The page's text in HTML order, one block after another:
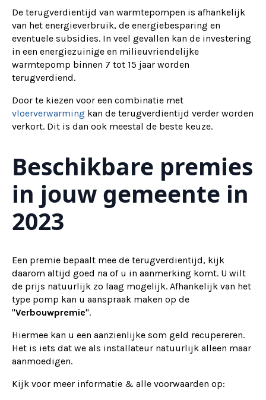
De terugverdientijd van warmtepompen is afhankelijk
van het energieverbruik, de energiebesparing en
eventuele subsidies. In veel gevallen kan de investering
in een energiezuinige en milieuvriendelijke
warmtepomp binnen 7 tot 15 jaar worden
terugverdiend.
Door te kiezen voor een combinatie met
vloerverwarming kan de terugverdientijd verder worden
verkort. Dit is dan ook meestal de beste keuze.
Beschikbare premies
in jouw gemeente in
2023
Een premie bepaalt mee de terugverdientijd, kijk
daarom altijd goed na of u in aanmerking komt. U wilt
de prijs natuurlijk zo laag mogelijk. Afhankelijk van het
type pomp kan u aanspraak maken op de
"Verbouwpremie".
Hiermee kan u een aanzienlijke som geld recupereren.
Het is iets dat we als installateur natuurlijk alleen maar
aanmoedigen.
Kijk voor meer informatie & alle voorwaarden op: